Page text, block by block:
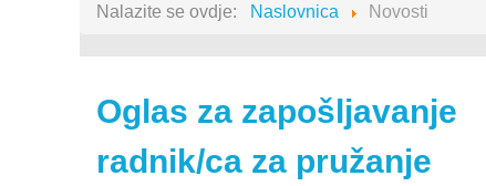
Nalazite se ovdje: Naslovnica Novosti
Oglas za zapošljavanje
radnik/ca za pružanje